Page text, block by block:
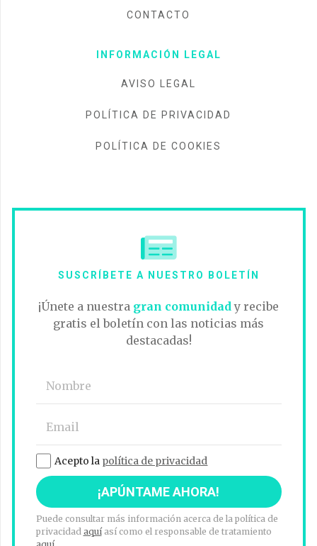
CONTACTO
INFORMACIÓN LEGAL
AVISO LEGAL
POLÍTICA DE PRIVACIDAD
POLÍTICA DE COOKIES
SUSCRÍBETE A NUESTRO BOLETÍN
¡Únete a nuestra gran comunidad y recibe
gratis el boletín con las noticias más
destacadas!
Acepto la política de privacidad
Puede consultar más información acerca de la política de
privacidad aquíasí como el responsable de tratamiento